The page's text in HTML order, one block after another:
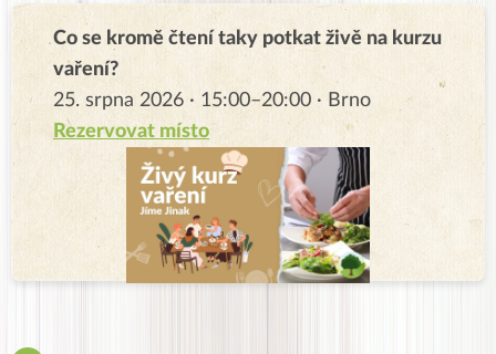
Co se kromě čtení taky potkat živě na kurzu
vaření?
25. srpna 2026 · 15:00–20:00 · Brno
Rezervovat místo